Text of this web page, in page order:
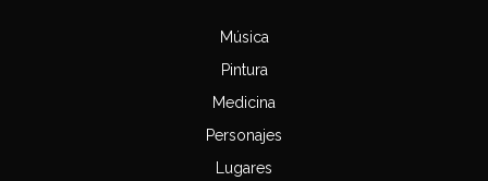
Música
Pintura
Medicina
Personajes
Lugares